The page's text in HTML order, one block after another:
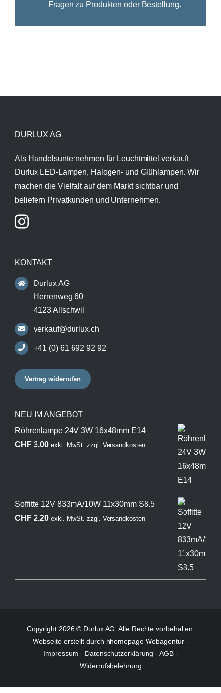
Fragen zu Produkten oder Bestellung.
DURLUX AG
Als Handelsunternehmen für Leuchtmittel verkauft
Durlux LED-Lampen, Halogen- und Glühlampen. Wir
machen die Vielfalt auf dem Markt sichtbar und
beliefern Privatkunden und Unternehmen.
KONTAKT
Durlux AG
Herrenweg 60
4123 Allschwil
verkauf@durlux.ch
+41 (0) 61 692 92 92
Vertrag widerrufen
NEU IM ANGEBOT
Röhrenlampe 24V 3W 16x48mm E14
CHF3.00 exkl. MwSt. zzgl. Versandkosten
Soffitte 12V 833mA/10W 11x30mm S8.5
CHF2.20 exkl. MwSt. zzgl. Versandkosten
Copyright 2026 © Durlux AG. Alle Rechte vorbehalten.
Webseite erstellt durch hhomepage Webagentur -
Impressum - Datenschutzerklärung - AGB-
Widerrufsbelehrung